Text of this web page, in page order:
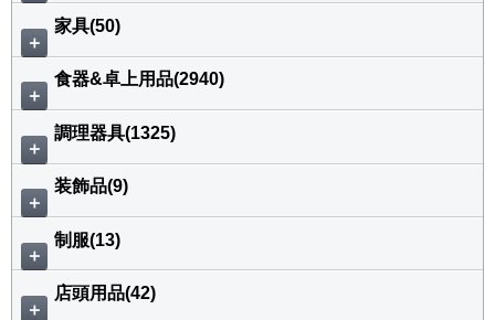
＋
家具(50)
＋
食器&卓上用品(2940)
＋
調理器具(1325)
＋
装飾品(9)
＋
制服(13)
＋
店頭用品(42)